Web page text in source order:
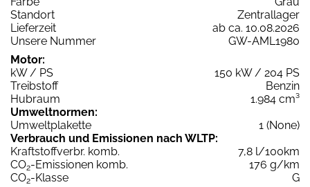
Standort
Zentrallager
Lieferzeit
ab ca. 10.08.2026
Unsere Nummer
GW-AML1980
Motor:
kW / PS
150 kW / 204 PS
Treibstoff
Benzin
Hubraum
1.984 cm³
Umweltnormen:
Umweltplakette
1 (None)
Verbrauch und Emissionen nach WLTP:
Kraftstoffverbr. komb.
7,8 l/100km
CO2-Emissionen komb.
176 g/km
CO2-Klasse
G